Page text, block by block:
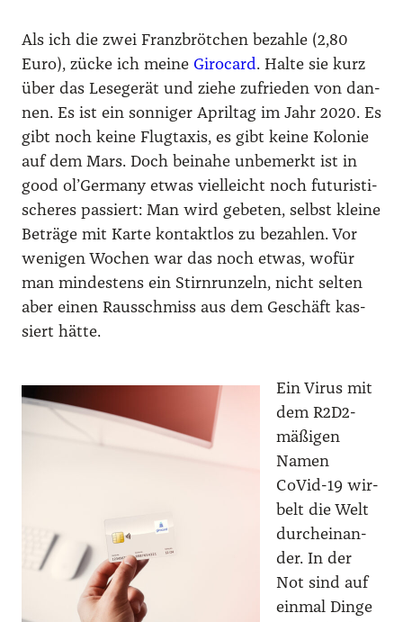
Als ich die zwei Franz­bröt­chen bezah­le (2,80
Euro), zücke ich mei­ne Giro­card. Hal­te sie kurz
über das Lese­ge­rät und zie­he zufrie­den von dan­
nen. Es ist ein son­ni­ger April­tag im Jahr 2020. Es
gibt noch kei­ne Flug­ta­xis, es gibt kei­ne Kolo­nie
auf dem Mars. Doch bei­na­he unbe­merkt ist in
good ol’Germany etwas viel­leicht noch futu­ris­ti­
sche­res pas­siert: Man wird gebe­ten, selbst klei­ne
Beträ­ge mit Kar­te kon­takt­los zu bezah­len. Vor
weni­gen Wochen war das noch etwas, wofür
man min­des­tens ein Stirn­run­zeln, nicht sel­ten
aber einen Raus­schmiss aus dem Geschäft kas­
siert hät­te.
Ein Virus mit
dem R2D2-
mäßi­gen
Namen
CoVid-19 wir­
belt die Welt
durch­ein­an­
der. In der
Not sind auf
ein­mal Din­ge